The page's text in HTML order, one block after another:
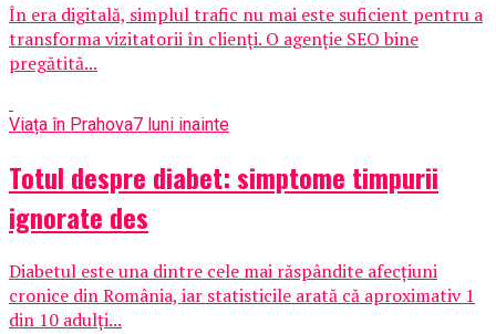
În era digitală, simplul trafic nu mai este suficient pentru a
transforma vizitatorii în clienți. O agenție SEO bine
pregătită...
Viața în Prahova7 luni inainte
Totul despre diabet: simptome timpurii
ignorate des
Diabetul este una dintre cele mai răspândite afecţiuni
cronice din România, iar statisticile arată că aproximativ 1
din 10 adulţi...